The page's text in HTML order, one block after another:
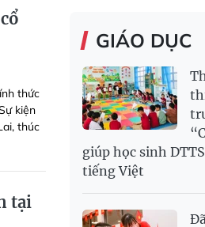
thức
kiện
thúc
tại
GIÁO DỤC
giúp học sinh
tiếng Việt